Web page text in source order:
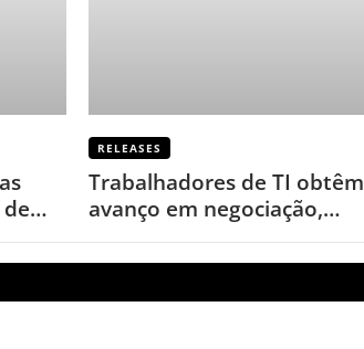
RELEASES
Trabalhadores de TI obtêm
avanço em negociação,
mas seguem sem acordo